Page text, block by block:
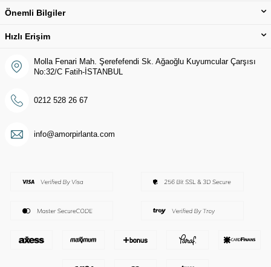
Önemli Bilgiler
Hızlı Erişim
Molla Fenari Mah. Şerefefendi Sk. Ağaoğlu Kuyumcular Çarşısı
No:32/C Fatih-İSTANBUL
0212 528 26 67
info@amorpirlanta.com